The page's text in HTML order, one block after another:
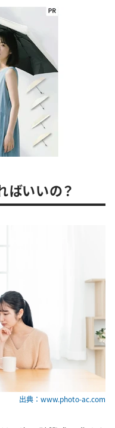
ばいいの？
出典：www.photo-ac.com